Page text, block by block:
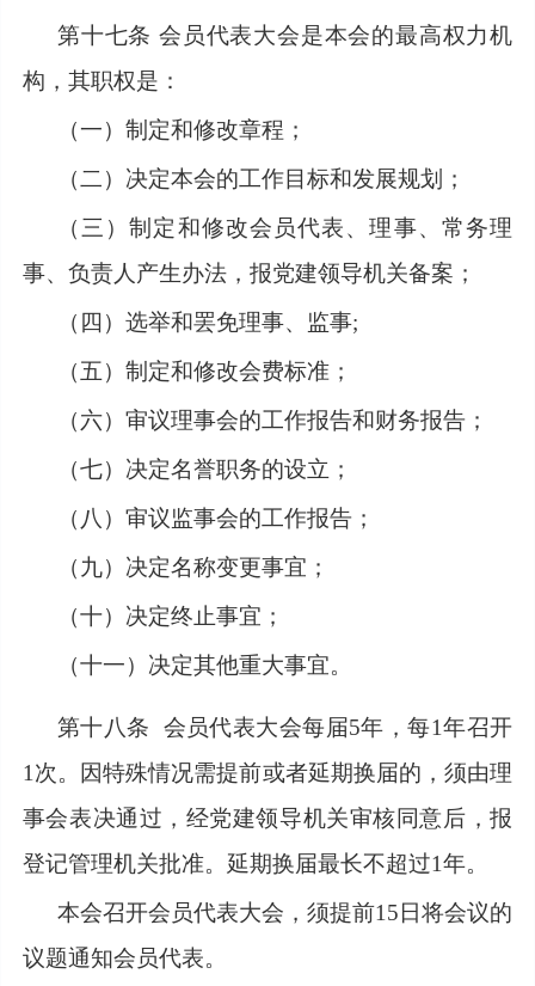
第十七条 会员代表大会是本会的最高权力机
构，其职权是：
（一）制定和修改章程；
（二）决定本会的工作目标和发展规划；
（三）制定和修改会员代表、理事、常务理
事、负责人产生办法，报党建领导机关备案；
（四）选举和罢免理事、监事;
（五）制定和修改会费标准；
（六）审议理事会的工作报告和财务报告；
（七）决定名誉职务的设立；
（八）审议监事会的工作报告；
（九）决定名称变更事宜；
（十）决定终止事宜；
（十一）决定其他重大事宜。
第十八条 会员代表大会每届5年，每1年召开
1次。因特殊情况需提前或者延期换届的，须由理
事会表决通过，经党建领导机关审核同意后，报
登记管理机关批准。延期换届最长不超过1年。
本会召开会员代表大会，须提前15日将会议的
议题通知会员代表。